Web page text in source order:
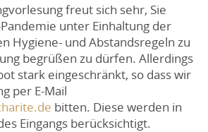
freut sich sehr, Sie
unter Einhaltung der
Hygiene- und Abstandsregeln zu
begrüßen zu dürfen. Allerdings
stark eingeschränkt, so dass wir
per E-Mail
bitten. Diese werden in
Eingangs berücksichtigt.